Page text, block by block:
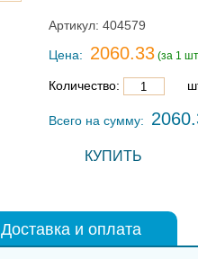
Артикул: 404579
Цена: 2060.33 (за 1
Количество:
Всего на сумму:
КУПИТЬ
Доставка и оплата